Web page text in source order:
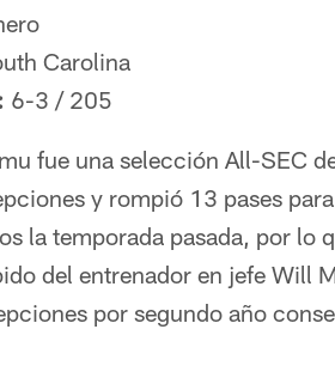
Carolina
6-3 / 205
fue una selección All-SEC
y rompió 13 pases
la temporada pasada, por lo
del entrenador en jefe Will
por segundo año